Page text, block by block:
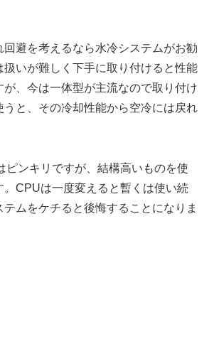
避を考えるなら水冷システムがお勧
扱いが難しく下手に取り付けると性能
が、今は一体型が主流なので取り付け
うと、その冷却性能から空冷には戻れ
ピンキリですが、結構高いものを使
。CPUは一度変えると暫くは使い続
ムをケチると後悔することになりま